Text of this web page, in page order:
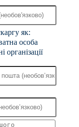
як:
особа
організації